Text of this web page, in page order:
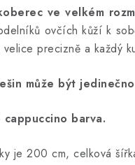
ve velkém
ovčích kůží k
precizně a každý
může být
barva.
je 200 cm, celková